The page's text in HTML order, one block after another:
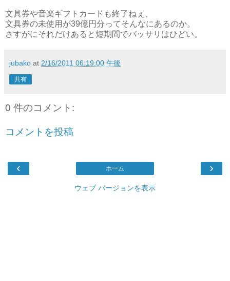
文具券や音楽ギフトカードも終了ねぇ、
文具券の未使用が39億円分ってそんなにあるのか。
さすがにそれだけあると短期間でバッサリはひどい。
jubako at 2/16/2011 06:19:00 午後
共有
0 件のコメント:
コメントを投稿
‹ ›
ホーム
ウェブ バージョンを表示